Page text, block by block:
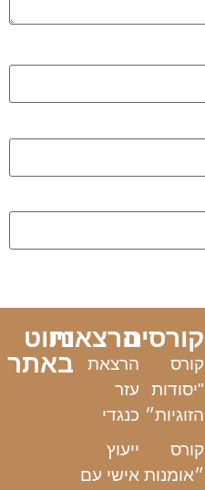
קורסים
קורס
"יסודות
הזוגיות״
קורס
״אומנות
הרצאות
הרצאת
עזר
כנגדי
ייעוץ
אישי עם
ניווט
באתר